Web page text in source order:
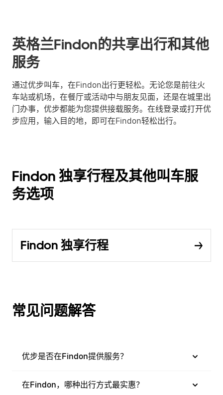
英格兰Findon的共享出行和其他
服务
通过优步叫车，在Findon出行更轻松。无论您是前往火
车站或机场，在餐厅或活动中与朋友见面，还是在城里出
门办事，优步都能为您提供接载服务。在线登录或打开优
步应用，输入目的地，即可在Findon轻松出行。
Findon 独享行程及其他叫车服
务选项
Findon 独享行程
常见问题解答
优步是否在Findon提供服务？
在Findon，哪种出行方式最实惠？